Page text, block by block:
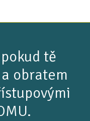
tě
obratem